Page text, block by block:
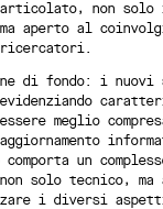
non solo
aperto al
di fondo: i
meglio
comporta un
solo tecnico, ma
i diversi